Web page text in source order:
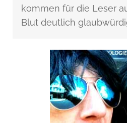
kommen für die Leser
Blut deutlich